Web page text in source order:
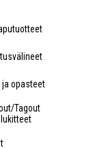
ja opasteet
Tagout